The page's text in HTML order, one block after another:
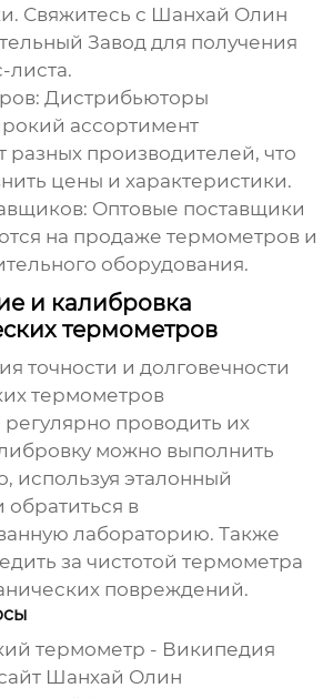
Свяжитесь с Шанхай Олин
Завод для получения
листа.
Дистрибьюторы
ассортимент
разных производителей, что
цены и характеристики.
Оптовые поставщики
на продаже термометров и
оборудования.
и калибровка
термометров
точности и долговечности
термометров
проводить их
можно выполнить
используя эталонный
в
лабораторию. Также
за чистотой термометра
повреждений.
термометр - Википедия
Шанхай Олин